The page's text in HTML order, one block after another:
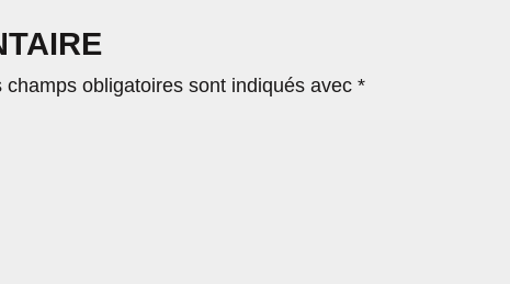
champs obligatoires sont indiqués avec*